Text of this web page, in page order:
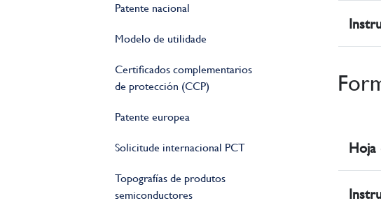
Patente nacional
Modelo de utilidade
Certificados complementarios
de protección (CCP)
Patente europea
Solicitude internacional PCT
Topografías de produtos
semiconductores
Hoja